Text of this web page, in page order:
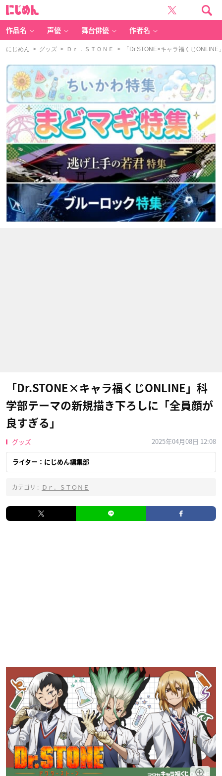
作品名 声優 舞台俳優 作者名
にじめん > グッズ > Ｄｒ．ＳＴＯＮＥ > 「Dr.STONE×キャラ福くじONLINE
「Dr.STONE×キャラ福くじONLINE」科
学部テーマの新規描き下ろしに「全員顔が
良すぎる」
グッズ 2025年04月08日 12:08
ライター：にじめん編集部
カテゴリ : Ｄｒ．ＳＴＯＮＥ